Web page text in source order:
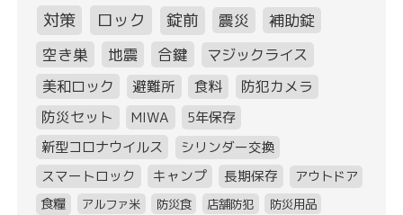
対策
ロック 錠前 震災
補助錠
空き巣
地震 合鍵
マジックライス
美和ロック
避難所 食料
防犯カメラ
防災セット
MIWA
5年保存
新型コロナウイルス
シリンダー交換
スマートロック
キャンプ 長期保存
アウトドア
食糧
アルファ米 防災食 店舗防犯 防災用品